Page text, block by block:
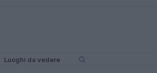
Luoghi da vedere